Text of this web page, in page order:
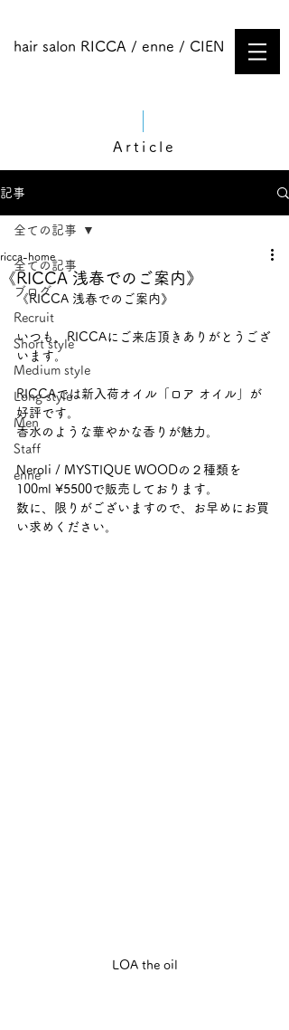
hair salon RICCA / enne / CIEN
Article
記事
全ての記事
ブログ
Recruit
Short style
Medium style​
Long style
Men
Staff
enne
全ての記事
《RICCA 浅春でのご案内》
ricca-home
《RICCA 浅春でのご案内》
いつも、RICCAにご来店頂きありがとうござ
います。
RICCAでは新入荷オイル「ロア オイル」が
好評です。
香水のような華やかな香りが魅力。
Neroli / MYSTIQUE WOODの２種類を
100ml ¥5500で販売しております。
数に、限りがございますので、お早めにお買
い求めください。
LOA the oil